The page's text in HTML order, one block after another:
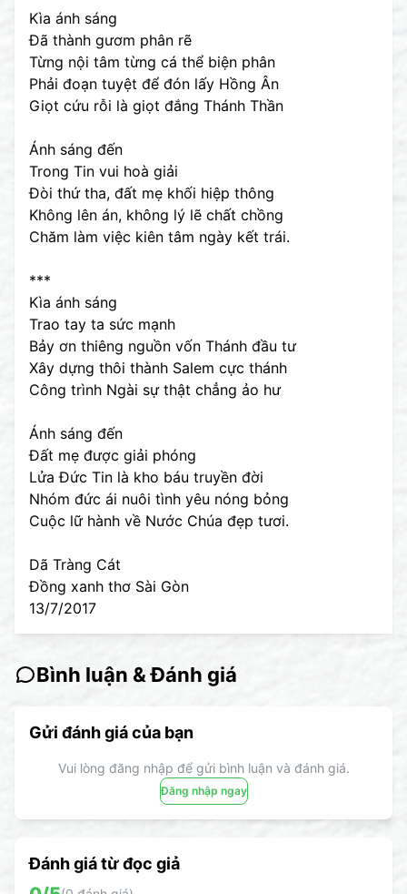
Kìa ánh sáng
Đã thành gươm phân rẽ
Từng nội tâm từng cá thể biện phân
Phải đoạn tuyệt để đón lấy Hồng Ân
Giọt cứu rỗi là giọt đắng Thánh Thần
Ánh sáng đến
Trong Tin vui hoà giải
Đòi thứ tha, đất mẹ khối hiệp thông
Không lên án, không lý lẽ chất chồng
Chăm làm việc kiên tâm ngày kết trái.
***
Kìa ánh sáng
Trao tay ta sức mạnh
Bảy ơn thiêng nguồn vốn Thánh đầu tư
Xây dựng thôi thành Salem cực thánh
Công trình Ngài sự thật chẳng ảo hư
Ánh sáng đến
Đất mẹ được giải phóng
Lửa Đức Tin là kho báu truyền đời
Nhóm đức ái nuôi tình yêu nóng bỏng
Cuộc lữ hành về Nước Chúa đẹp tươi.
Dã Tràng Cát
Đồng xanh thơ Sài Gòn
13/7/2017
Bình luận & Đánh giá
Gửi đánh giá của bạn
Vui lòng đăng nhập để gửi bình luận và đánh giá.
Đăng nhập ngay
Đánh giá từ đọc giả